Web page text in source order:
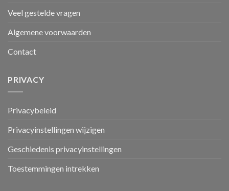
Veel gestelde vragen
Algemene voorwaarden
Contact
PRIVACY
Privacybeleid
Privacyinstellingen wijzigen
Geschiedenis privacyinstellingen
Toestemmingen intrekken